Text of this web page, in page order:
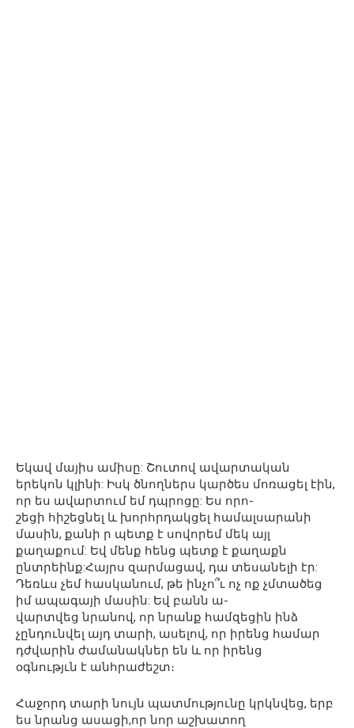
Եկավ մայիս ամիսը: Շուտով ավարտական
երեկոն կլինի: Իսկ ծնողներս կարծես մոռացել էին,
որ ես ավարտում եմ դպրոցը: Ես որո-
շեցի հիշեցնել և խորհրդակցել համալսարանի
մասին, քանի ր պետք է սովորեմ մեկ այլ
քաղաքում: Եվ մենք հենց պետք է քաղաքն
ընտրեինք:Հայրս զարմացավ, դա տեսանելի էր:
Դեռևս չեմ հասկանում, թե ինչո՞ւ ոչ ոք չմտածեց
իմ ապագայի մասին: Եվ բանն ա-
վարտվեց նրանով, որ նրանք համզեցին ինձ
չընդունվել այդ տարի, ասելով, որ իրենց համար
դժվարին ժամանակներ են և որ իրենց
օգնությւն է անհրաժեշտ։
Հաջորդ տարի նույն պատմությունը կրկնվեց, երբ
ես նրանց ասացի,որ նոր աշխատող